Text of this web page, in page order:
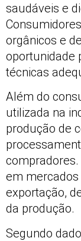
saudáveis e
orgânicos e
oportunidade
técnicas
Além do
utilizada na
produção de
em
exportação,
da produção.
Segundo